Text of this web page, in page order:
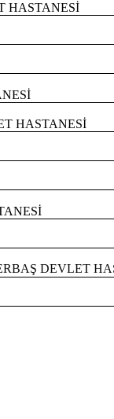
HASTANESİ
HASTANESİ
DEVLET